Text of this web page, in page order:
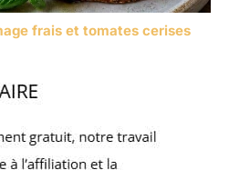
frais et tomates cerises